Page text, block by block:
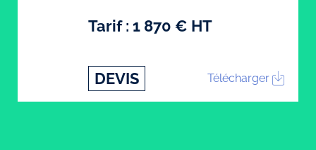
Tarif : 1 870 € HT
DEVIS Télécharger